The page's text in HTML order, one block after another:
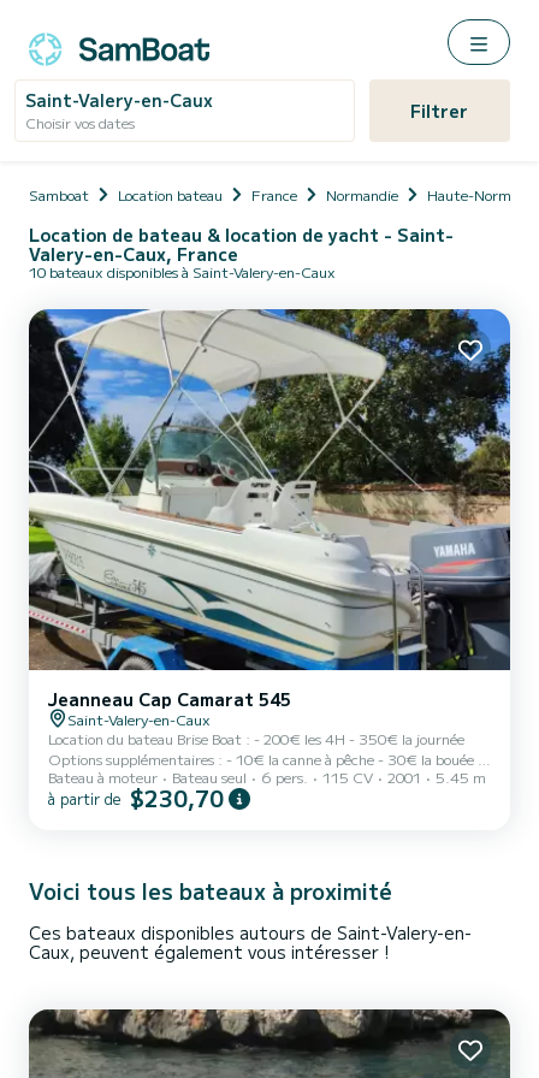
Saint-Valery-en-Caux
Choisir vos dates Filtrer
Samboat Location bateau France Normandie Haute-
Location de bateau & location de yacht - Saint-
Valery-en-Caux, France
10 bateaux disponibles à Saint-Valery-en-Caux
Jeanneau Cap Camarat 545
Saint-Valery-en-Caux
Location du bateau Brise Boat : - 200€ les 4H - 350€ la journée
Options supplémentaires : - 10€ la canne à pêche - 30€ la bouée -
30€ le wake !! ATTENTION !! Avant de réserver, pensez à bien
vérifier l'annuaire des marées du port de Saint-Valéry-en-Caux
Bateau à moteur Bateau seul 6 pers. 115 CV 2001 5.45 m
à partir de $230,70
Voici tous les bateaux à proximité
Ces bateaux disponibles autours de Saint-Valery-en-
Caux, peuvent également vous intéresser !